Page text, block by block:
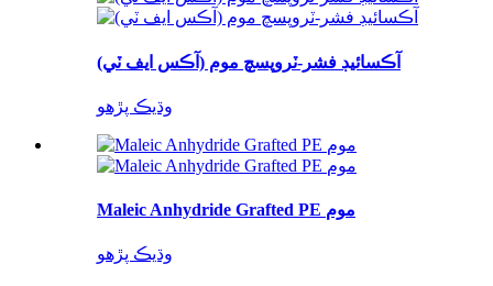
آڪسائيڊ فشر-ٽروپسچ موم (آڪس ايف ٽي)
وڌيڪ پڙهو
Maleic Anhydride Grafted PE موم
وڌيڪ پڙهو